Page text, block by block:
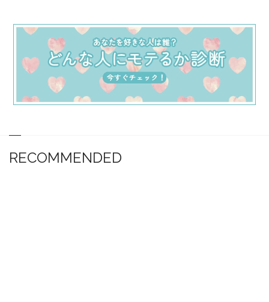
RECOMMENDED